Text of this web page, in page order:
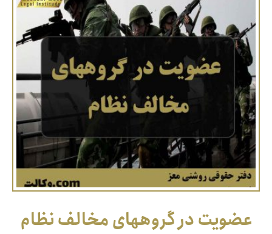
عضویت در گروههای مخالف نظام